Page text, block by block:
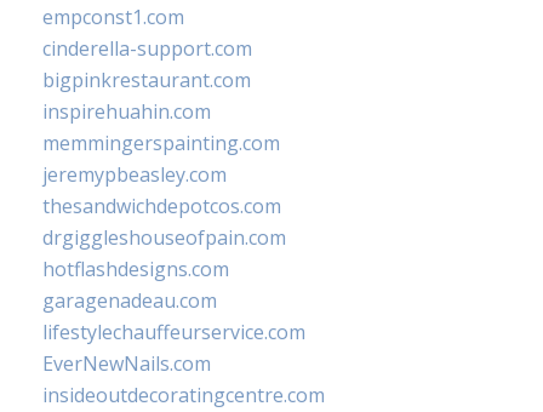
empconst1.com
cinderella-support.com
bigpinkrestaurant.com
inspirehuahin.com
memmingerspainting.com
jeremypbeasley.com
thesandwichdepotcos.com
drgiggleshouseofpain.com
hotflashdesigns.com
garagenadeau.com
lifestylechauffeurservice.com
EverNewNails.com
insideoutdecoratingcentre.com